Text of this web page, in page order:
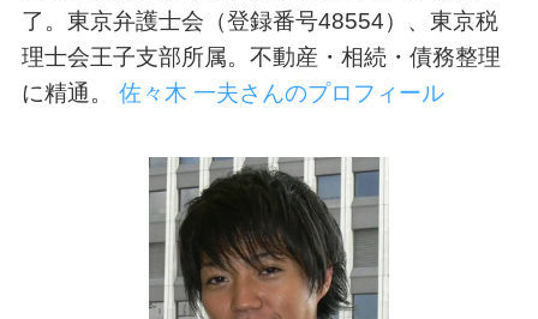
了。東京弁護士会（登録番号48554）、東京税
理士会王子支部所属。不動産・相続・債務整理
に精通。 佐々木 一夫さんのプロフィール